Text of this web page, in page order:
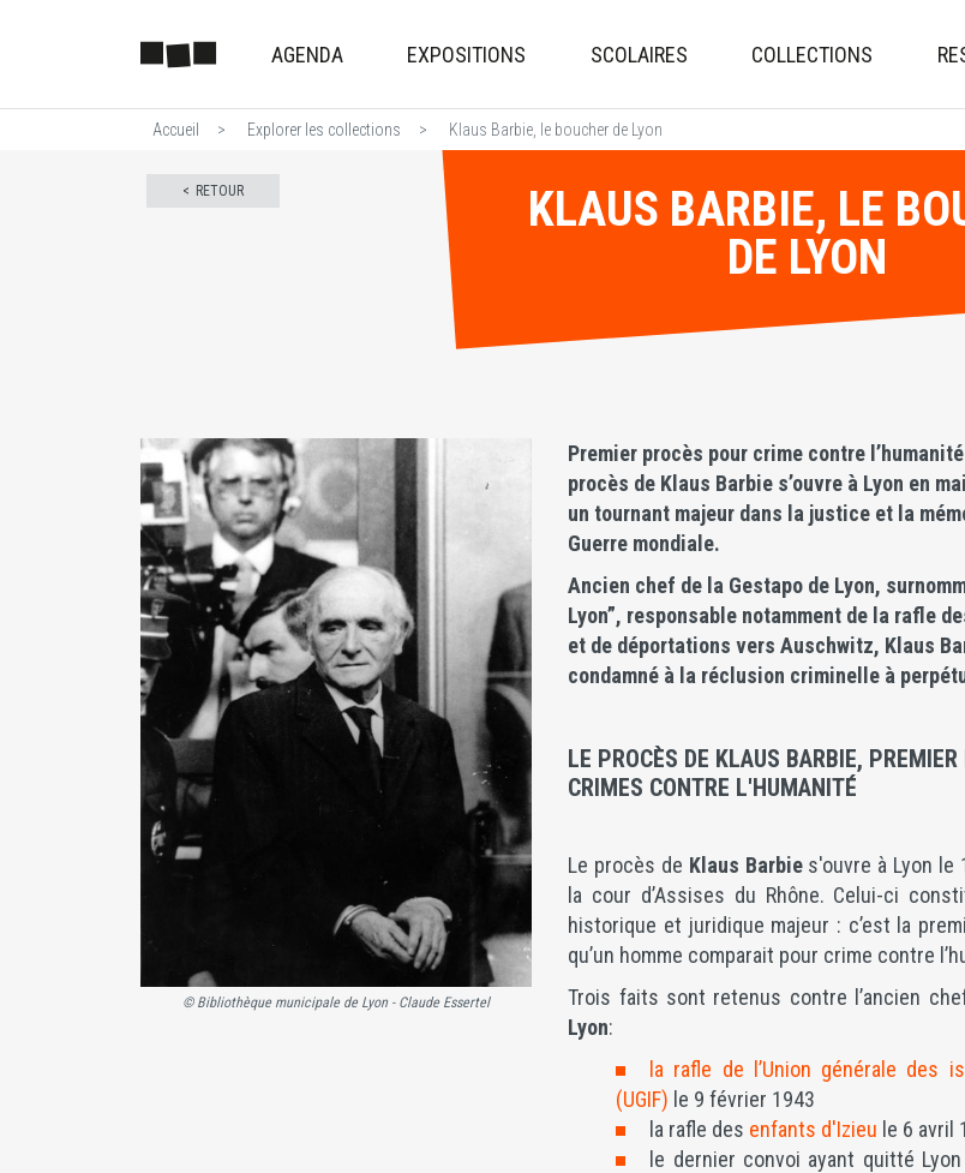
au
AGENDA EXPOSITIONS SCOLAIRES COLLECTIONS
Accueil Explorer les collections Klaus Barbie, le boucher de Lyon
KLAUS BARBIE, LE
DE LYON
RETOUR
© Bibliothèque municipale de Lyon - Claude Essertel
Premier procès pour crime contre
procès de Klaus Barbie s’ouvre à Lyon en
un tournant majeur dans la justice et la
Guerre mondiale.
Ancien chef de la Gestapo de Lyon,
Lyon”, responsable notamment de la rafle
et de déportations vers Auschwitz, Klaus
condamné à la réclusion criminelle à
LE PROCÈS DE KLAUS BARBIE,
CRIMES CONTRE L'HUMANITÉ
Le procès de Klaus Barbies'ouvre à Lyon le
la cour d’Assises du Rhône. Celui-ci
historique et juridique majeur : c’est la
qu’un homme comparait pour crime contre
Trois faits sont retenus contre l’ancien
Lyon:
la rafle de l’Union générale des
(UGIF) le 9 février 1943
la rafle des enfants d'Izieu le 6 avril
le dernier convoi ayant quitté